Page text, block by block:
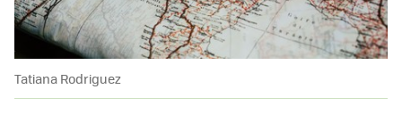
Tatiana Rodriguez